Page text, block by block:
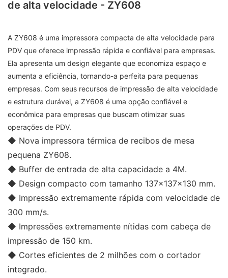
de alta velocidade - ZY608
A ZY608 é uma impressora compacta de alta velocidade para
PDV que oferece impressão rápida e confiável para empresas.
Ela apresenta um design elegante que economiza espaço e
aumenta a eficiência, tornando-a perfeita para pequenas
empresas. Com seus recursos de impressão de alta velocidade
e estrutura durável, a ZY608 é uma opção confiável e
econômica para empresas que buscam otimizar suas
operações de PDV.
◆ Nova impressora térmica de recibos de mesa
pequena ZY608.
◆ Buffer de entrada de alta capacidade a 4M.
◆ Design compacto com tamanho 137x137x130 mm.
◆ Impressão extremamente rápida com velocidade de
300 mm/s.
◆ Impressões extremamente nítidas com cabeça de
impressão de 150 km.
◆ Cortes eficientes de 2 milhões com o cortador
integrado.